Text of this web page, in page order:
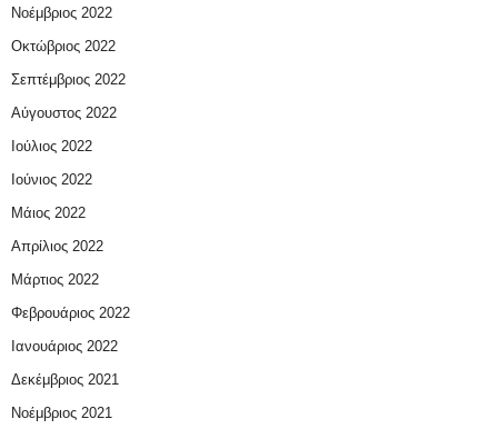
Νοέμβριος 2022
Οκτώβριος 2022
Σεπτέμβριος 2022
Αύγουστος 2022
Ιούλιος 2022
Ιούνιος 2022
Μάιος 2022
Απρίλιος 2022
Μάρτιος 2022
Φεβρουάριος 2022
Ιανουάριος 2022
Δεκέμβριος 2021
Νοέμβριος 2021